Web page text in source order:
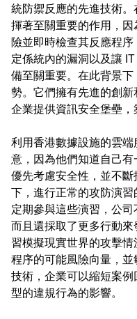
統防禦反應的先進技術
揮著至關重要的作用，
險並即時檢查其反應程
定係統內的漏洞以及讓
備至關重要。在此背景
勢。它們擁有先進的創
企業提供資訊安全堡壘，
利用香港數據設施的雲
意，因為他們知道自己
優先考慮安全性，並不
下，進行正常的攻防演
定期參與這些演習，公司
而且還採取了更多行動
習模擬現實世界的攻擊
程序的可能風險向量，
技術，企業可以縮短案
型的違規行為的影響。